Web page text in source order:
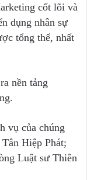
cốt lõi và
dụng nhân sự
tổng thể, nhất
nền tảng
vụ của chúng
Hiệp Phát;
Luật sư Thiên